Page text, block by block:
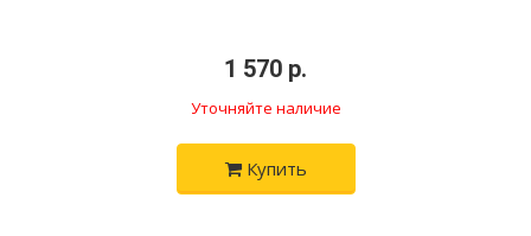
1 570 р.
Уточняйте наличие
Купить